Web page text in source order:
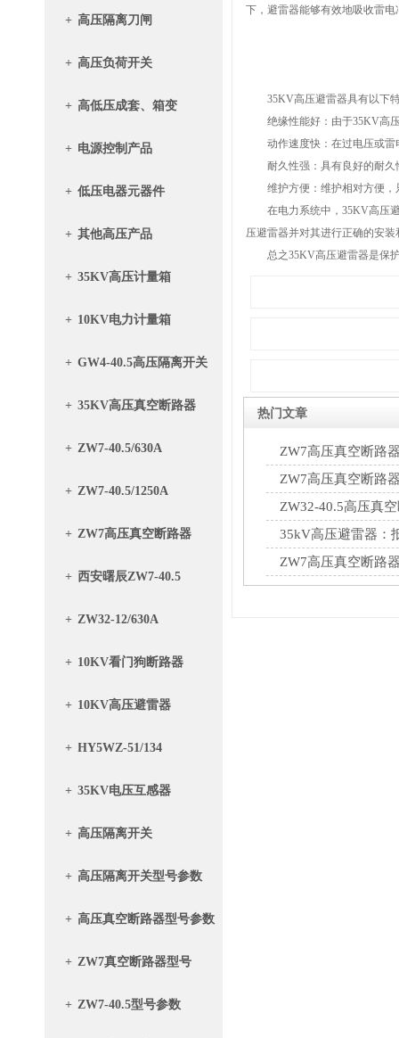
+ 高压隔离刀闸
+ 高压负荷开关
+ 高低压成套、箱变
+ 电源控制产品
+ 低压电器元器件
+ 其他高压产品
+ 35KV高压计量箱
+ 10KV电力计量箱
+ GW4-40.5高压隔离开关
+ 35KV高压真空断路器
+ ZW7-40.5/630A
+ ZW7-40.5/1250A
+ ZW7高压真空断路器
+ 西安曙辰ZW7-40.5
+ ZW32-12/630A
+ 10KV看门狗断路器
+ 10KV高压避雷器
+ HY5WZ-51/134
+ 35KV电压互感器
+ 高压隔离开关
+ 高压隔离开关型号参数
+ 高压真空断路器型号参数
+ ZW7真空断路器型号
+ ZW7-40.5型号参数
下，避雷器能够有效地吸收雷
35KV高压避雷器具有以下
绝缘性能好：由于35KV高压
动作速度快：在过电压或雷
耐久性强：具有良好的耐久
维护方便：维护相对方便，
在电力系统中，35KV高压避
压避雷器并对其进行正确的安
总之35KV高压避雷器是保护
热门文章
ZW7高压真空断路
控制原理详解
ZW7高压真空断路
筑牢安全运行防线
ZW32-40.5高压真
绝缘降低，排查修复
35kV高压避雷器：
ZW7高压真空断路